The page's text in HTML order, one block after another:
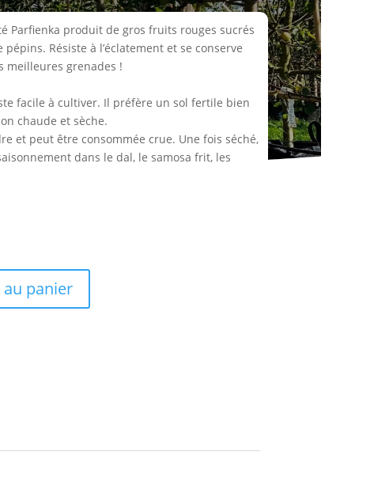
Parfienka produit de gros fruits rouges sucrés
Résiste à l’éclatement et se conserve
meilleures grenades !
facile à cultiver. Il préfère un sol fertile bien
chaude et sèche.
et peut être consommée crue. Une fois séché,
dans le dal, le samosa frit, les
panier